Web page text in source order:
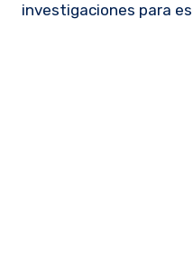
investigaciones para